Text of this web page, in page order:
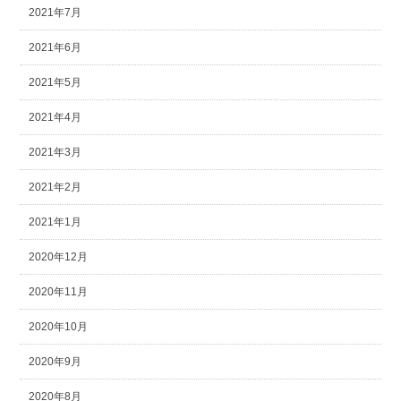
2021年7月
2021年6月
2021年5月
2021年4月
2021年3月
2021年2月
2021年1月
2020年12月
2020年11月
2020年10月
2020年9月
2020年8月